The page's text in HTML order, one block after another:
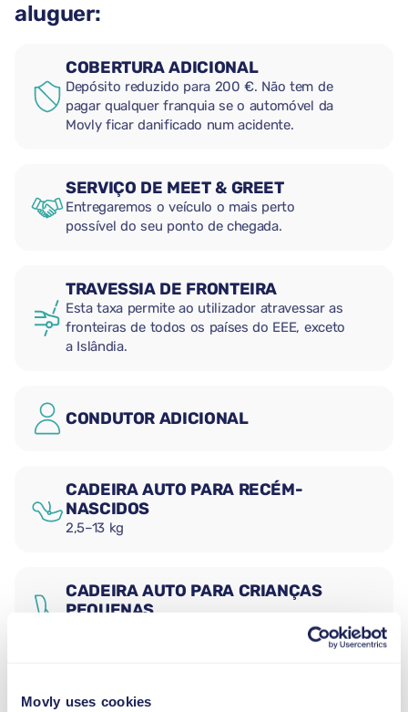
Movly uses cookies
aluguer:
COBERTURA ADICIONAL
Depósito reduzido para 200 €. Não tem de
pagar qualquer franquia se o automóvel da
Movly ficar danificado num acidente.
SERVIÇO DE MEET & GREET
Entregaremos o veículo o mais perto
possível do seu ponto de chegada.
TRAVESSIA DE FRONTEIRA
Esta taxa permite ao utilizador atravessar as
fronteiras de todos os países do EEE, exceto
a Islândia.
CONDUTOR ADICIONAL
CADEIRA AUTO PARA RECÉM-
NASCIDOS
2,5–13 kg
CADEIRA AUTO PARA CRIANÇAS
PEQUENAS
ASSENTO ELEVATÓRIO